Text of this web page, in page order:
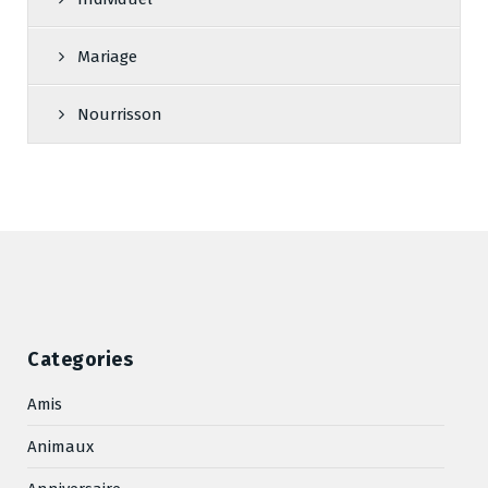
Mariage
Nourrisson
Categories
Amis
Animaux